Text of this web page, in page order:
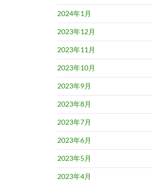
2024年1月
2023年12月
2023年11月
2023年10月
2023年9月
2023年8月
2023年7月
2023年6月
2023年5月
2023年4月